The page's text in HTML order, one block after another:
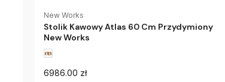
New Works
Stolik Kawowy Atlas 60 Cm Przydymiony
New Works
6986.00 zł